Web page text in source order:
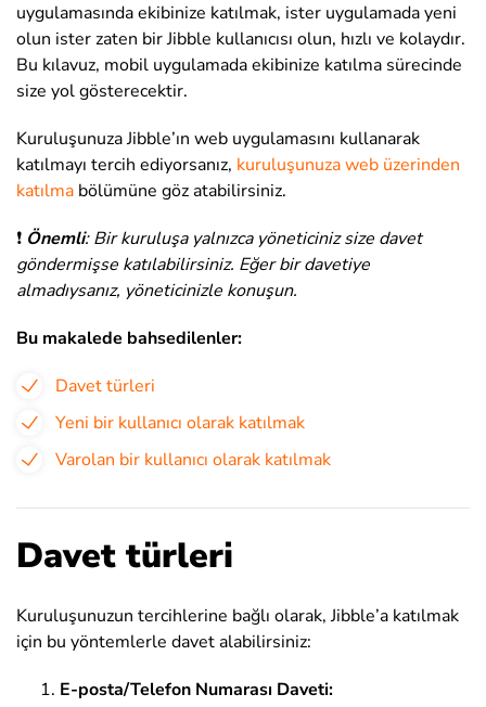
uygulamasında ekibinize katılmak, ister uygulamada yeni
olun ister zaten bir Jibble kullanıcısı olun, hızlı ve kolaydır.
Bu kılavuz, mobil uygulamada ekibinize katılma sürecinde
size yol gösterecektir.
Kuruluşunuza Jibble’ın web uygulamasını kullanarak
katılmayı tercih ediyorsanız, kuruluşunuza web üzerinden
katılma bölümüne göz atabilirsiniz.
❗️ Önemli: Bir kuruluşa yalnızca yöneticiniz size davet
göndermişse katılabilirsiniz. Eğer bir davetiye
almadıysanız, yöneticinizle konuşun.
Bu makalede bahsedilenler:
Davet türleri
Yeni bir kullanıcı olarak katılmak
Varolan bir kullanıcı olarak katılmak
Davet türleri
Kuruluşunuzun tercihlerine bağlı olarak, Jibble’a katılmak
için bu yöntemlerle davet alabilirsiniz:
E-posta/Telefon Numarası Daveti: